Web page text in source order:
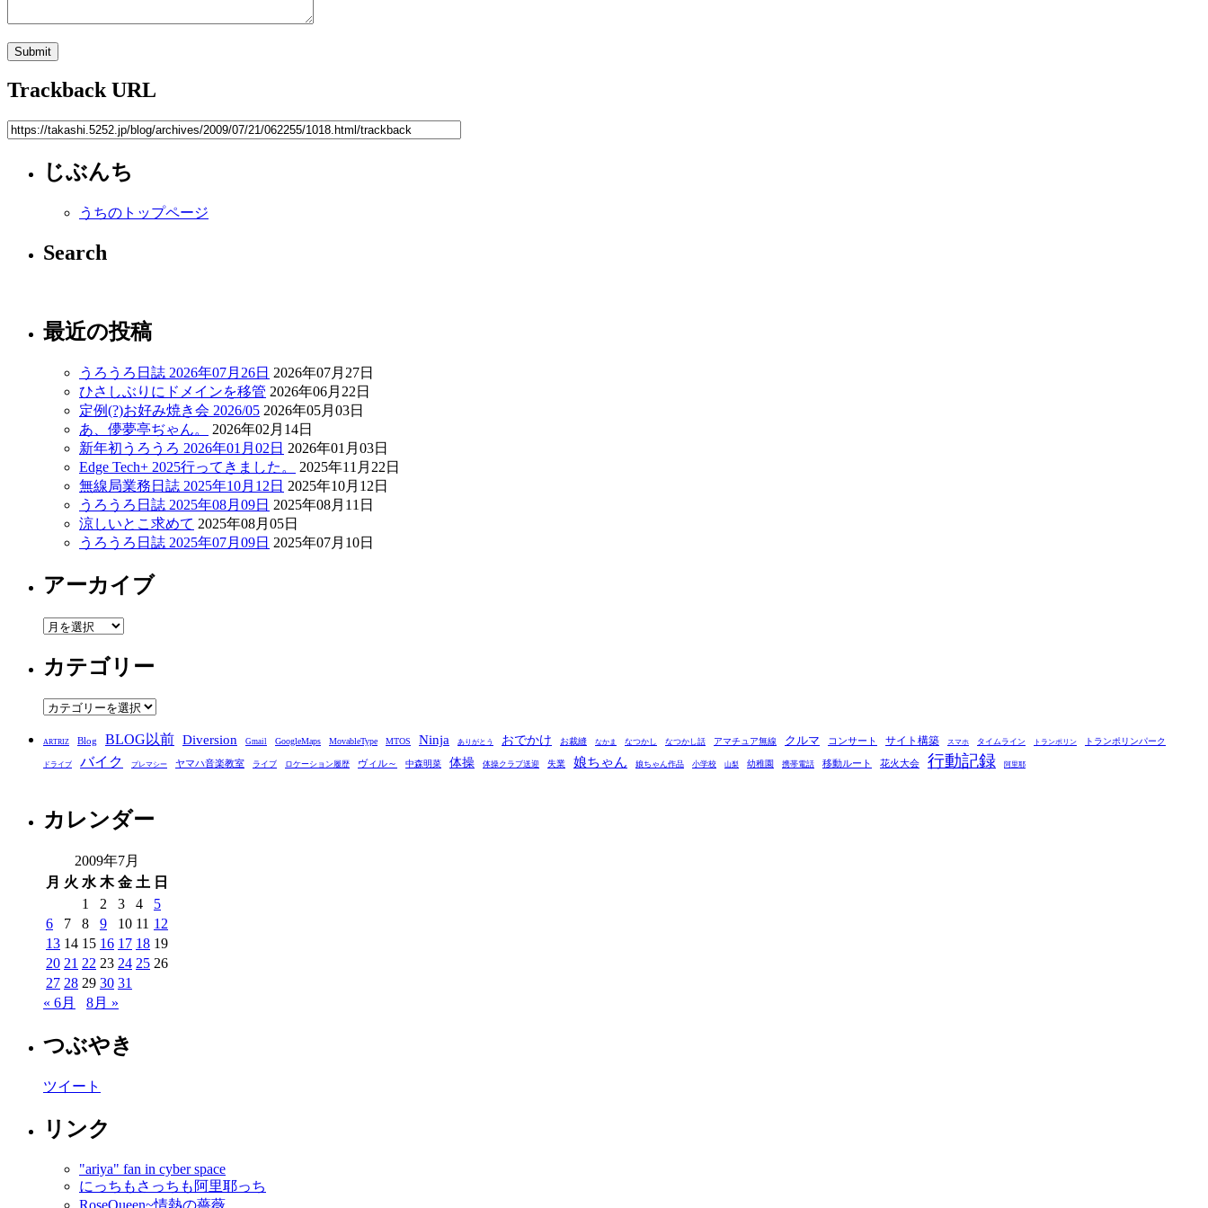
Trackback URL
じぶんち
うちのトップページ
Search
最近の投稿
うろうろ日誌 2026年07月26日 2026年07月27日
ひさしぶりにドメインを移管 2026年06月22日
定例(?)お好み焼き会 2026/05 2026年05月03日
あ、儚夢亭ぢゃん。
2026年02月14日
新年初うろうろ 2026年01月02日 2026年01月03日
Edge Tech+ 2025行ってきました。
2025年11月22日
無線局業務日誌 2025年10月12日 2025年10月12日
うろうろ日誌 2025年08月09日 2025年08月11日
涼しいとこ求めて 2025年08月05日
うろうろ日誌 2025年07月09日 2025年07月10日
アーカイブ
ア
カ
イ
ブ
カテゴリー
カ
ゴ
リ
ARTRIZ Blog BLOG以前 Diversion Gmail GoogleMaps MovableType MTOS Ninja ありがとう おでかけ お裁縫 なかま なつかし なつかし話 アマチュア無線 クルマ コンサート サイト構築 スマホ タイムライン トランポリン トランポリンパーク
ドライブ バイク プレマシー ヤマハ音楽教室 ライブ ロケーション履歴 ヴィル～ 中森明菜 体操 体操クラブ送迎 失業 娘ちゃん 娘ちゃん作品 小学校 山梨 幼稚園 携帯電話 移動ルート 花火大会 行動記録 阿里耶
カレンダー
2009年7月
月 火 水 木 金 土 日
1
2 3 4
5
6
7 8 9 10 11 12
13 14 15 16 17 18 19
20 21 22 23 24 25 26
27 28 29 30 31
« 6月
8月 »
つぶやき
ツイート
リンク
"ariya" fan in cyber space
にっちもさっちも阿里耶っち
RoseQueen~情熱の薔薇